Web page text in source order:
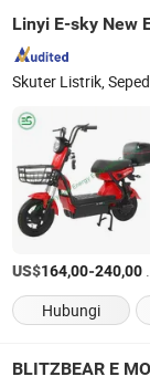
Linyi E-sky New
US$164,00-240,00
Hubungi
BLITZBEAR E